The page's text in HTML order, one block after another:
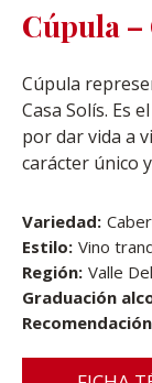
Cúpula
Cúpula
Casa Solís. Es
por dar vida a
carácter único
Variedad:
Estilo: Vino
Región: Valle
Graduación